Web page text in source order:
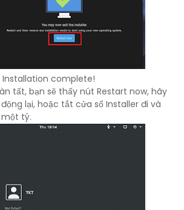
Installation complete!
tất, bạn sẽ thấy nút Restart now, hãy
lại, hoặc tắt cửa sổ Installer đi và
tý.